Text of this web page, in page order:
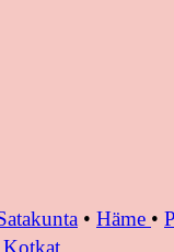
• Häme •